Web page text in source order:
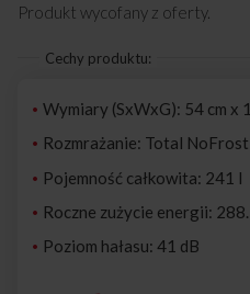
Produkt wycofany z oferty.
Cechy produktu:
Wymiary (SxWxG): 54 cm x
Rozmrażanie: Total NoFrost
Pojemność całkowita: 241 l
Roczne zużycie energii:
Poziom hałasu: 41 dB